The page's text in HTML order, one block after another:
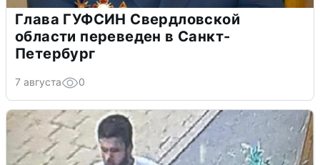
Глава ГУФСИН Свердловской
области переведен в Санкт-
Петербург
7 августа 0